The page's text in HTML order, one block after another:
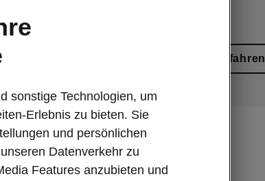
Jetzt Probe fahren
sonstige Technologien, um
Erlebnis zu bieten. Sie
und persönlichen
Datenverkehr zu
Features anzubieten und